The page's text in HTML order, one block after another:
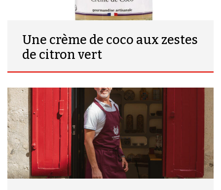
Une crème de coco aux zestes
de citron vert